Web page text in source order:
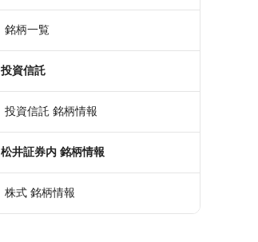
銘柄一覧
投資信託
投資信託 銘柄情報
松井証券内 銘柄情報
株式 銘柄情報